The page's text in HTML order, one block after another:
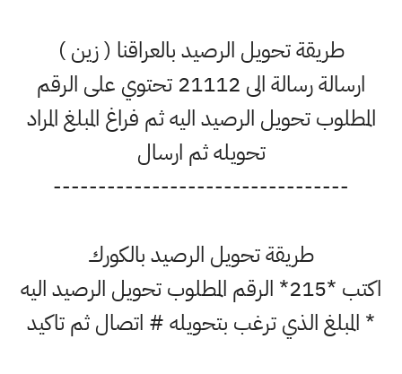
طريقة تحويل الرصيد بالعراقنا ( زين )
ارسالة رسالة الى 21112 تحتوي على الرقم
المطلوب تحويل الرصيد اليه ثم فراغ المبلغ المراد
تحويله ثم ارسال
---------------------------------
طريقة تحويل الرصيد بالكورك
اكتب *215* الرقم المطلوب تحويل الرصيد اليه
* المبلغ الذي ترغب بتحويله # اتصال ثم تاكيد